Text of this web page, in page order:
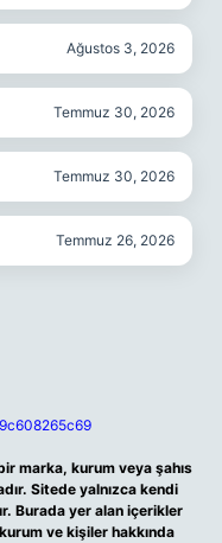
Ağustos 3, 2026
Temmuz 30, 2026
Temmuz 30, 2026
Temmuz 26, 2026
marka, kurum veya şahıs
Sitede yalnızca kendi
Burada yer alan içerikler
ve kişiler hakkında